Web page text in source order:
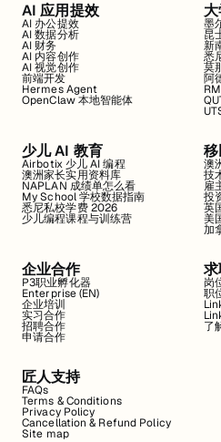
AI 应用提效
AI 办公提效
AI 数据分析
AI 财务
AI 内容创作
AI 视觉创作
前端开发
Hermes Agent
OpenClaw 本地智能体
墨
昆
新
悉
莫
阿
少儿 AI 教育
Airbotix 少儿 AI 编程
澳洲家长实用资料库
NAPLAN 成绩单怎么看
My School 学校数据指南
悉尼私校学费 2026
少儿编程课程与训练营
澳
技
雇
投
英
美
加
企业合作
P3职业孵化器
Enterprise (EN)
企业培训
实习合作
招聘合作
申请合作
岗
职
了
匠人支持
FAQs
Terms & Conditions
Privacy Policy
Cancellation & Refund Policy
Site map